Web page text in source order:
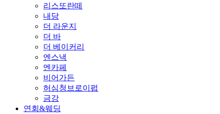
리스또란떼
내당
더 라운지
더 바
더 베이커리
엔스낵
엔카페
비어가든
허심청브로이펍
금강
연회&웨딩